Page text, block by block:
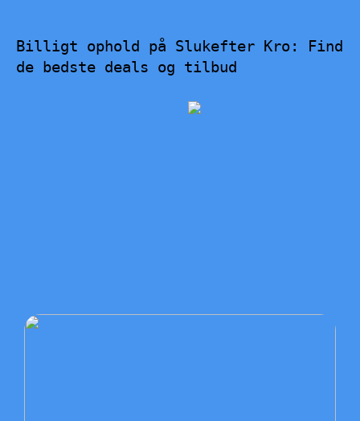
Billigt ophold på Slukefter Kro: Find
de bedste deals og tilbud